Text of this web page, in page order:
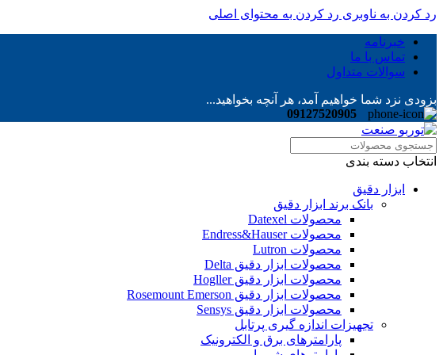
رد کردن به ناوبری رد کردن به محتوای اصلی
خبرنامه
تماس با ما
سوالات متداول
بزودی نزد شما خواهیم آمد، هر آنچه بخواهید...
09127520905
انتخاب دسته بندی
ابزار دقیق
بانک برند ابزار دقیق
محصولات Datexel
محصولات Endress&Hauser
محصولات Lutron
محصولات ابزار دقیق Delta
محصولات ابزار دقیق Hogller
محصولات ابزار دقیق Rosemount Emerson
محصولات ابزار دقیق Sensys
تجهیزات اندازه گیری پرتابل
پارامترهای برق و الکترونیک